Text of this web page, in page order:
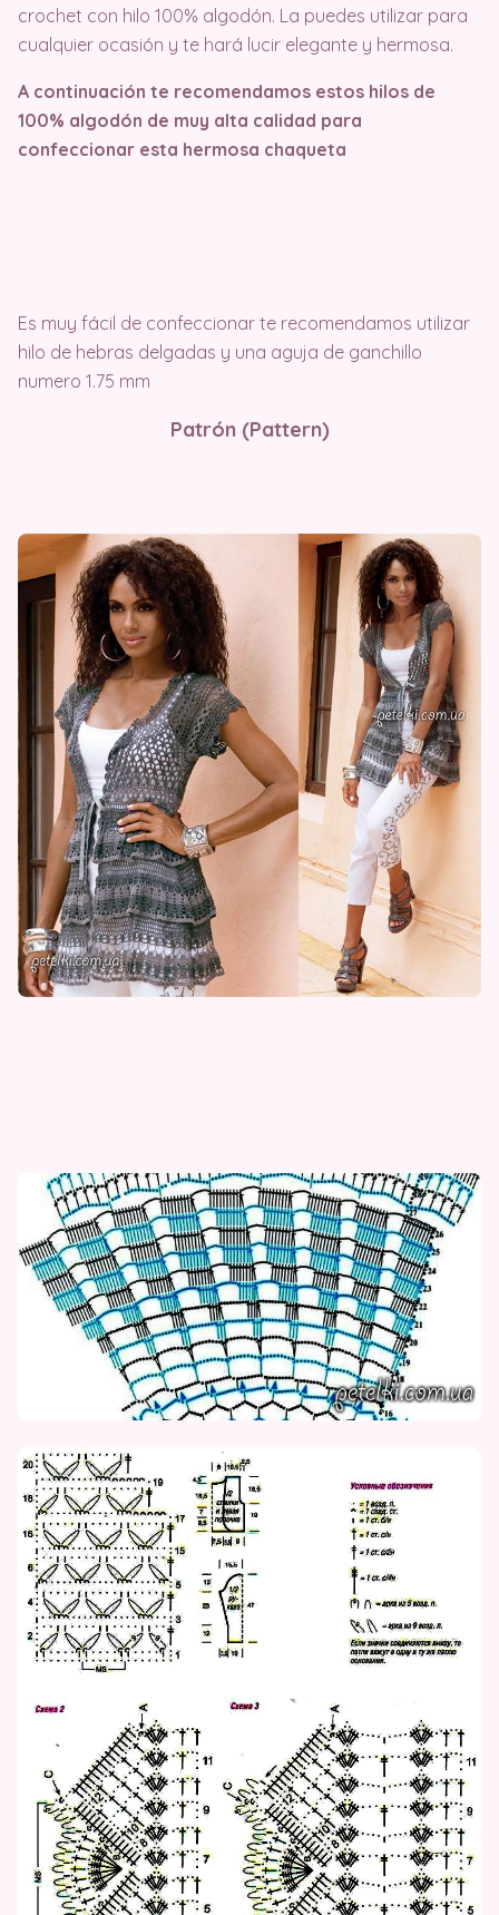
crochet con hilo 100% algodón. La puedes utilizar para
cualquier ocasión y te hará lucir elegante y hermosa.
A continuación te recomendamos estos hilos de
100% algodón de muy alta calidad para
confeccionar esta hermosa chaqueta
Es muy fácil de confeccionar te recomendamos utilizar
hilo de hebras delgadas y una aguja de ganchillo
numero 1.75 mm
Patrón (Pattern)